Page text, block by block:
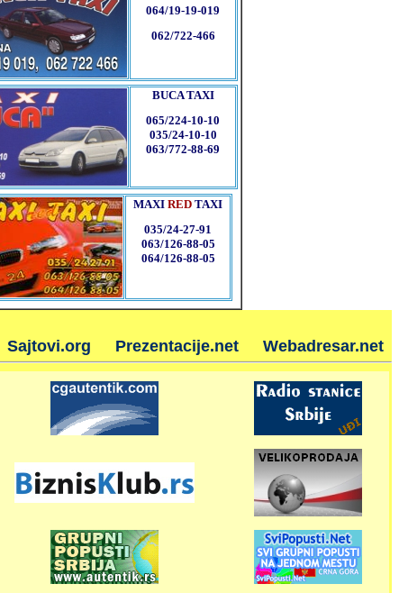
064/19-19-019
062/722-466
BUCA TAXI
065/224-10-10
035/24-10-10
063/772-88-69
MAXI RED TAXI
035/24-27-91
063/126-88-05
064/126-88-05
Sajtovi.org Prezentacije.net Webadresar.net